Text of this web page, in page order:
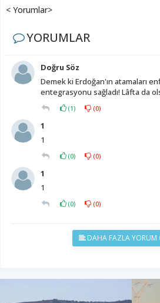
< Yorumlar>
YORUMLAR
Doğru Söz
Demek ki Erdoğan'ın atamaları
entegrasyonu sağladı! Lâfta da
(1) (0)
1
1
(0) (0)
1
1
(0) (0)
DAHA FAZLA YORUM